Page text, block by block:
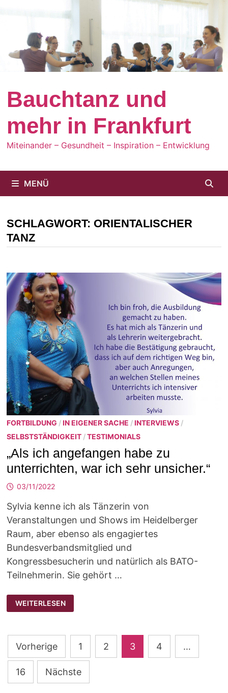
springen
Bauchtanz und
mehr in Frankfurt
Miteinander – Gesundheit – Inspiration – Entwicklung
MENÜ
SCHLAGWORT: ORIENTALISCHER
TANZ
FORTBILDUNG /IN EIGENER SACHE /INTERVIEWS/
SELBSTSTÄNDIGKEIT/TESTIMONIALS
„Als ich angefangen habe zu
unterrichten, war ich sehr unsicher.“
03/11/2022
Sylvia kenne ich als Tänzerin von
Veranstaltungen und Shows im Heidelberger
Raum, aber ebenso als engagiertes
Bundesverbandsmitglied und
Kongressbesucherin und natürlich als BATO-
Teilnehmerin. Sie gehört …
„ALS
ICH
ANGEFANGEN
UNTERRICHTEN,
WAR
ICH
SEHR
UNSICHER.“
WEITERLESEN
Seitennummerierung
der
Beiträge
Vorherige 1 2 3 4 …
16 Nächste